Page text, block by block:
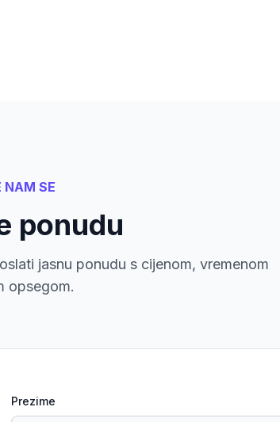
NAM SE
ponudu
jasnu ponudu s cijenom, vremenom
opsegom.
Prezime